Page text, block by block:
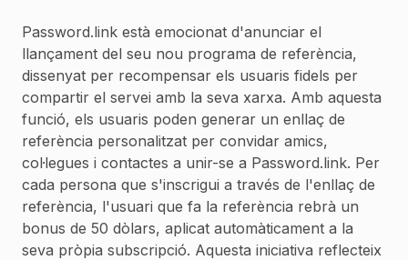
Password.link està emocionat d'anunciar el
llançament del seu nou programa de referència,
dissenyat per recompensar els usuaris fidels per
compartir el servei amb la seva xarxa. Amb aquesta
funció, els usuaris poden generar un enllaç de
referència personalitzat per convidar amics,
col·legues i contactes a unir-se a Password.link. Per
cada persona que s'inscrigui a través de l'enllaç de
referència, l'usuari que fa la referència rebrà un
bonus de 50 dòlars, aplicat automàticament a la
seva pròpia subscripció. Aquesta iniciativa reflecteix